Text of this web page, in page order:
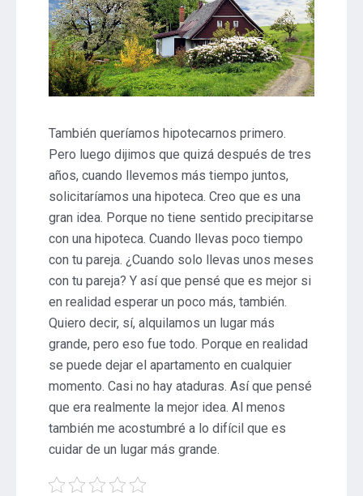
También queríamos hipotecarnos primero.
Pero luego dijimos que quizá después de tres
años, cuando llevemos más tiempo juntos,
solicitaríamos una hipoteca. Creo que es una
gran idea. Porque no tiene sentido precipitarse
con una hipoteca. Cuando llevas poco tiempo
con tu pareja. ¿Cuando solo llevas unos meses
con tu pareja? Y así que pensé que es mejor si
en realidad esperar un poco más, también.
Quiero decir, sí, alquilamos un lugar más
grande, pero eso fue todo. Porque en realidad
se puede dejar el apartamento en cualquier
momento. Casi no hay ataduras. Así que pensé
que era realmente la mejor idea. Al menos
también me acostumbré a lo difícil que es
cuidar de un lugar más grande.